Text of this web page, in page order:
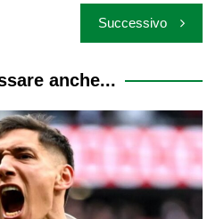
Successivo
anche...